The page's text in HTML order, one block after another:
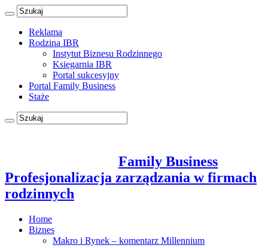
Reklama
Rodzina IBR
Instytut Biznesu Rodzinnego
Księgarnia IBR
Portal sukcesyjny
Portal Family Business
Staże
Family Business
Profesjonalizacja zarządzania w firmach
rodzinnych
Home
Biznes
Makro i Rynek – komentarz Millennium